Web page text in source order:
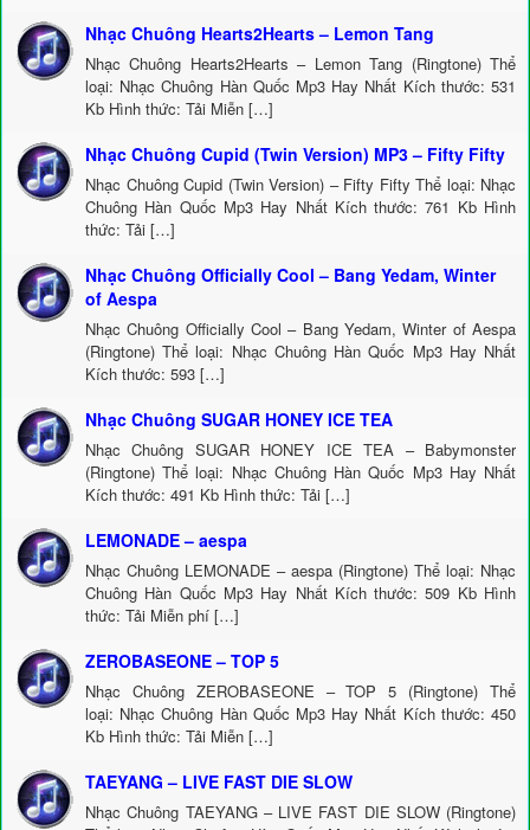
Nhạc Chuông Hearts2Hearts – Lemon Tang
Nhạc Chuông Hearts2Hearts – Lemon Tang (Ringtone) Thể
loại: Nhạc Chuông Hàn Quốc Mp3 Hay Nhất Kích thước: 531
Kb Hình thức: Tải Miễn […]
Nhạc Chuông Cupid (Twin Version) MP3 – Fifty Fifty
Nhạc Chuông Cupid (Twin Version) – Fifty Fifty Thể loại: Nhạc
Chuông Hàn Quốc Mp3 Hay Nhất Kích thước: 761 Kb Hình
thức: Tải […]
Nhạc Chuông Officially Cool – Bang Yedam, Winter
of Aespa
Nhạc Chuông Officially Cool – Bang Yedam, Winter of Aespa
(Ringtone) Thể loại: Nhạc Chuông Hàn Quốc Mp3 Hay Nhất
Kích thước: 593 […]
Nhạc Chuông SUGAR HONEY ICE TEA
Nhạc Chuông SUGAR HONEY ICE TEA – Babymonster
(Ringtone) Thể loại: Nhạc Chuông Hàn Quốc Mp3 Hay Nhất
Kích thước: 491 Kb Hình thức: Tải […]
LEMONADE – aespa
Nhạc Chuông LEMONADE – aespa (Ringtone) Thể loại: Nhạc
Chuông Hàn Quốc Mp3 Hay Nhất Kích thước: 509 Kb Hình
thức: Tải Miễn phí […]
ZEROBASEONE – TOP 5
Nhạc Chuông ZEROBASEONE – TOP 5 (Ringtone) Thể
loại: Nhạc Chuông Hàn Quốc Mp3 Hay Nhất Kích thước: 450
Kb Hình thức: Tải Miễn […]
TAEYANG – LIVE FAST DIE SLOW
Nhạc Chuông TAEYANG – LIVE FAST DIE SLOW (Ringtone)